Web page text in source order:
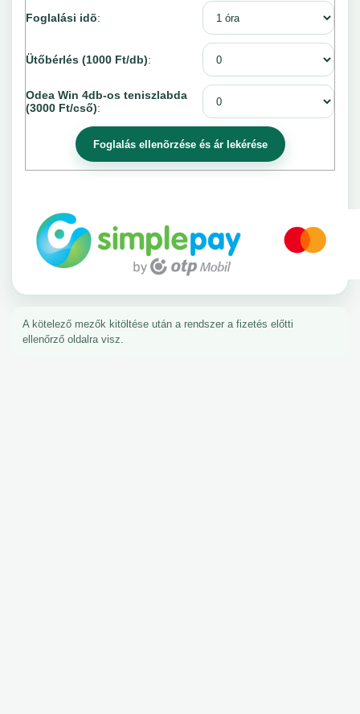
Foglalási idõ:
Ütőbérlés (1000 Ft/db):
Odea Win 4db-os teniszlabda
(3000 Ft/cső):
A kötelező mezők kitöltése után a rendszer a fizetés előtti
ellenőrző oldalra visz.